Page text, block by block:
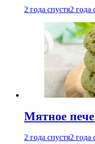
2 года спустя2 года
Мятное
2 года спустя2 года